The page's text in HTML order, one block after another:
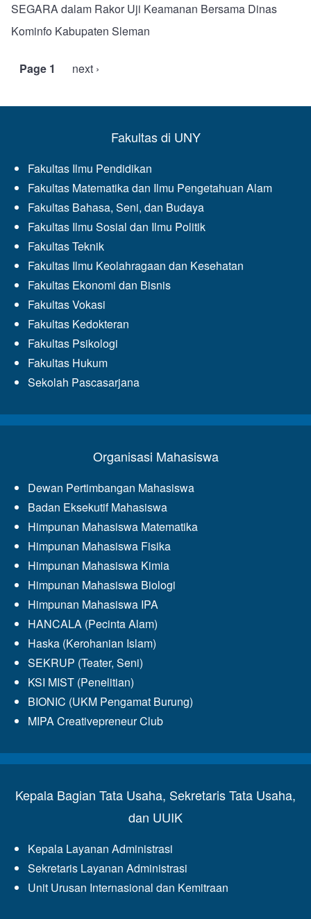
SEGARA dalam Rakor Uji Keamanan Bersama Dinas
Kominfo Kabupaten Sleman
Pagination
Page 1
Next
next ›
Fakultas di UNY
Fakultas Ilmu Pendidikan
Fakultas Matematika dan Ilmu Pengetahuan Alam
Fakultas Bahasa, Seni, dan Budaya
Fakultas Ilmu Sosial dan Ilmu Politik
Fakultas Teknik
Fakultas Ilmu Keolahragaan dan Kesehatan
Fakultas Ekonomi dan Bisnis
Fakultas Vokasi
Fakultas Kedokteran
Fakultas Psikologi
Fakultas Hukum
Sekolah Pascasarjana
Organisasi Mahasiswa
Dewan Pertimbangan Mahasiswa
Badan Eksekutif Mahasiswa
Himpunan Mahasiswa Matematika
Himpunan Mahasiswa Fisika
Himpunan Mahasiswa Kimia
Himpunan Mahasiswa Biologi
Himpunan Mahasiswa IPA
HANCALA (Pecinta Alam)
Haska (Kerohanian Islam)
SEKRUP (Teater, Seni)
KSI MIST (Penelitian)
BIONIC (UKM Pengamat Burung)
MIPA Creativepreneur Club
Kepala Bagian Tata Usaha, Sekretaris Tata Usaha,
dan UUIK
Kepala Layanan Administrasi
Sekretaris Layanan Administrasi
Unit Urusan Internasional dan Kemitraan